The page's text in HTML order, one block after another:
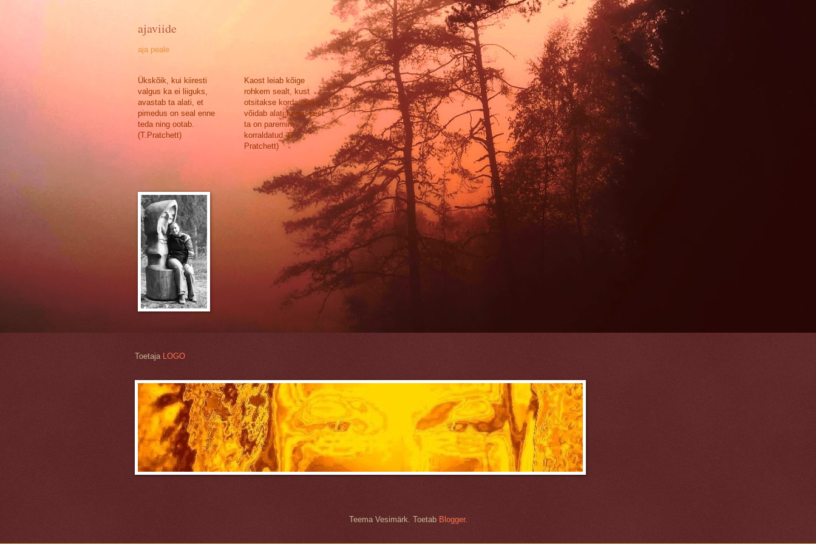
ajaviide
aja peale
Ükskõik, kui kiiresti
valgus ka ei liiguks,
avastab ta alati, et
pimedus on seal enne
teda ning ootab.
(T.Pratchett)
Kaost leiab kõige
rohkem sealt, kust
otsitakse korda. Kaos
võidab alati korra, sest
ta on paremini
korraldatud. (T.
Pratchett)
Toetaja LOGO
Teema Vesimärk. Toetab Blogger.